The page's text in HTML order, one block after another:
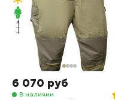
6 070 руб
В наличии